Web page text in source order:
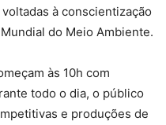
à conscientização
do Meio Ambiente.
às 10h com
todo o dia, o público
e produções de